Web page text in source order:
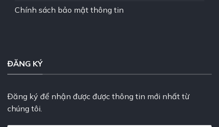
Chính sách bảo mật thông tin
ĐĂNG KÝ
Đăng ký để nhận được được thông tin mới nhất từ
chúng tôi.